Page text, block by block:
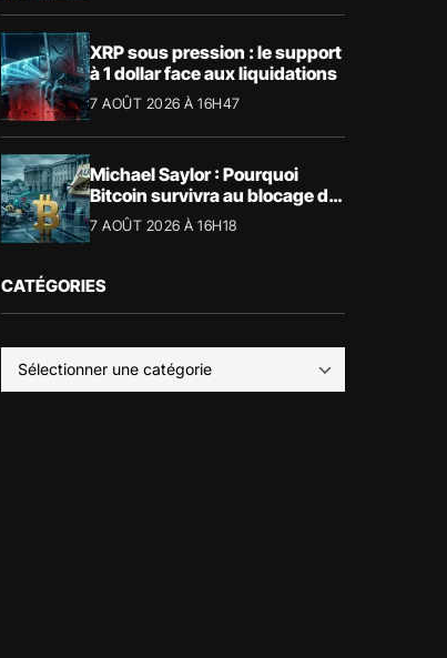
XRP sous pression : le support
à 1 dollar face aux liquidations
7 AOÛT 2026 À 16H47
Michael Saylor : Pourquoi
Bitcoin survivra au blocage du
CLARITY Act
7 AOÛT 2026 À 16H18
CATÉGORIES